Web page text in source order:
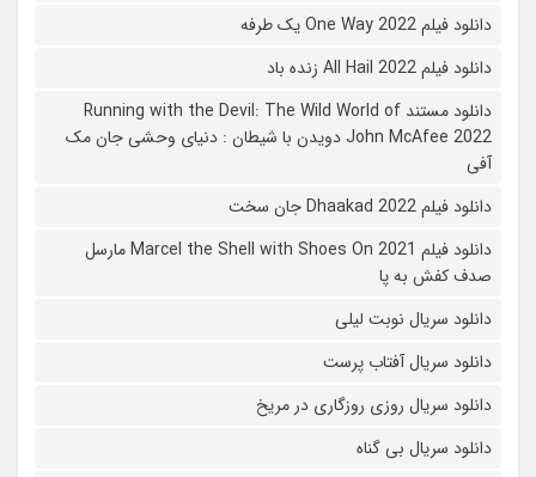
دانلود فیلم One Way 2022 یک طرفه
دانلود فیلم All Hail 2022 زنده باد
دانلود مستند Running with the Devil: The Wild World of
John McAfee 2022 دویدن با شیطان : دنیای وحشی جان مک
آفی
دانلود فیلم Dhaakad 2022 جان سخت
دانلود فیلم Marcel the Shell with Shoes On 2021 مارسل
صدف کفش به پا
دانلود سریال نوبت لیلی
دانلود سریال آفتاب پرست
دانلود سریال روزی روزگاری در مریخ
دانلود سریال بی گناه